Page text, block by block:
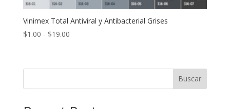
Vinimex Total Antiviral y Antibacterial Grises
$1.00 - $19.00Rango
desde
Buscar